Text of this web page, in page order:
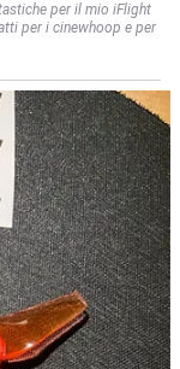
per il mio iFlight
per i cinewhoop e per